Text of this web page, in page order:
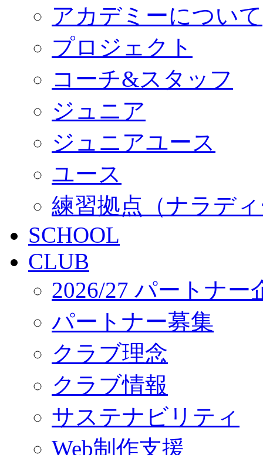
アカデミーについて
プロジェクト
コーチ&スタッフ
ジュニア
ジュニアユース
ユース
練習拠点（ナラデ
SCHOOL
CLUB
2026/27 パートナー
パートナー募集
クラブ理念
クラブ情報
サステナビリティ
Web制作支援